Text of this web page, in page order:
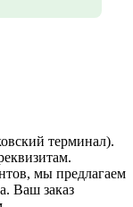
терминал).
мы предлагаем
Ваш заказ